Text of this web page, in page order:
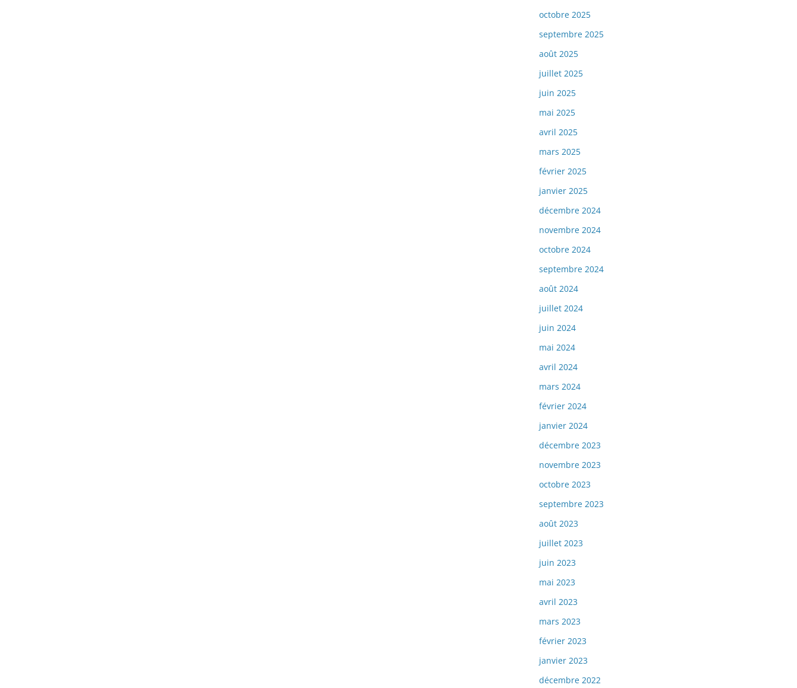
octobre 2025
septembre 2025
août 2025
juillet 2025
juin 2025
mai 2025
avril 2025
mars 2025
février 2025
janvier 2025
décembre 2024
novembre 2024
octobre 2024
septembre 2024
août 2024
juillet 2024
juin 2024
mai 2024
avril 2024
mars 2024
février 2024
janvier 2024
décembre 2023
novembre 2023
octobre 2023
septembre 2023
août 2023
juillet 2023
juin 2023
mai 2023
avril 2023
mars 2023
février 2023
janvier 2023
décembre 2022